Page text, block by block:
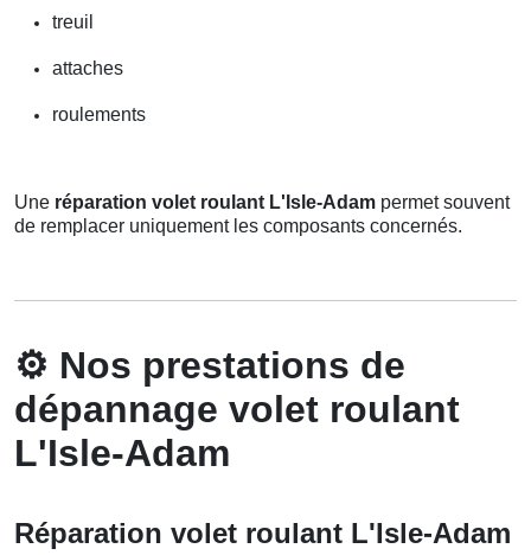
treuil
attaches
roulements
Une réparation volet roulant L'Isle-Adam permet souvent
de remplacer uniquement les composants concernés.
⚙️ Nos prestations de
dépannage volet roulant
L'Isle-Adam
Réparation volet roulant L'Isle-Adam